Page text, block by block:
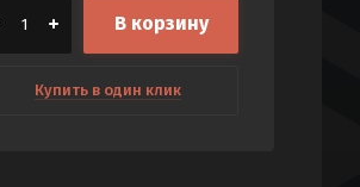
В корзину
Купить в один клик